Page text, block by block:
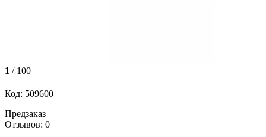
1 / 100
Код: 509600
Предзаказ
Отзывов: 0